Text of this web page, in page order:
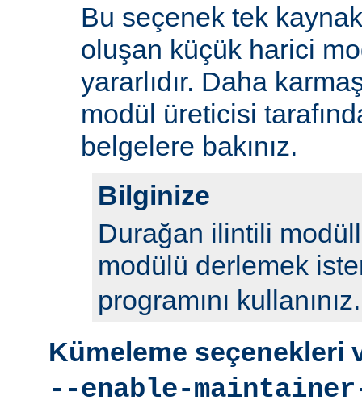
Bu seçenek tek
oluşan küçük harici
yararlıdır. Daha
modül üreticisi
belgelere bakınız.
Bilginize
Durağan ilintili
modülü derlemek
programını kullanınız.
Kümeleme seçenekleri
--enable-maintainer-